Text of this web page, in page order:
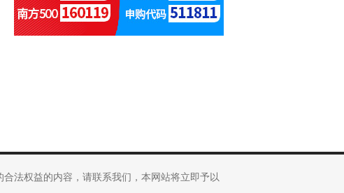
法权益的内容，请联系我们，本网站将立即予以